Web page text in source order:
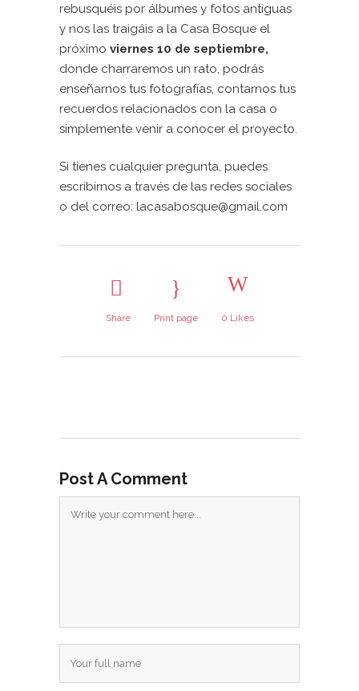
rebusquéis por álbumes y fotos antiguas
y nos las traigáis a la Casa Bosque el
próximo viernes 10 de septiembre,
donde charraremos un rato, podrás
enseñarnos tus fotografías, contarnos tus
recuerdos relacionados con la casa o
simplemente venir a conocer el proyecto.
Si tienes cualquier pregunta, puedes
escribirnos a través de las redes sociales
o del correo: lacasabosque@gmail.com
Share Print page 0 Likes
Post A Comment